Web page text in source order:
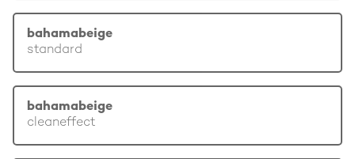
bahamabeige
standard
bahamabeige
cleaneffect